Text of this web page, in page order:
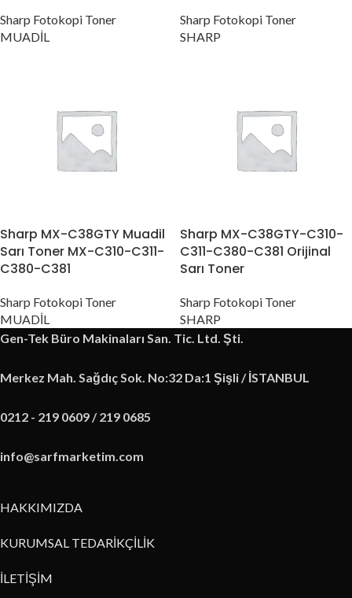
Sharp Fotokopi Toner
MUADİL
Sharp Fotokopi Toner
SHARP
Sharp MX-C38GTY Muadil
Sarı Toner MX-C310-C311-
C380-C381
Sharp Fotokopi Toner
MUADİL
Sharp MX-C38GTY-C310-
C311-C380-C381 Orijinal
Sarı Toner
Sharp Fotokopi Toner
SHARP
Gen-Tek Büro Makinaları San. Tic. Ltd. Şti.
Merkez Mah. Sağdıç Sok. No:32 Da:1 Şişli / İSTANBUL
0212 - 219 0609 / 219 0685
info@sarfmarketim.com
HAKKIMIZDA
KURUMSAL TEDARİKÇİLİK
İLETİŞİM